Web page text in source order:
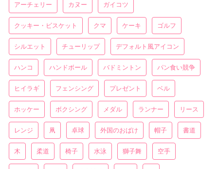
アーチェリー カヌー ガイコツ
クッキー・ビスケット クマ ケーキ ゴルフ
シルエット チューリップ デフォルト風アイコン
ハンコ ハンドボール バドミントン パン食い競争
ヒイラギ フェンシング プレゼント ベル
ホッケー ボクシング メダル ランナー リース
レンジ 凧 卓球 外国のおばけ 帽子 書道
木 柔道 椅子 水泳 獅子舞 空手